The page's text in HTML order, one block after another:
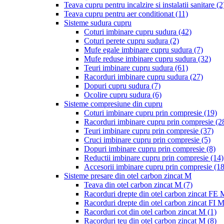
Teava cupru pentru incalzire si instalatii sanitare
Teava cupru pentru aer conditionat (11)
Sisteme sudura cupru
Coturi imbinare cupru sudura (42)
Coturi perete cupru sudura (2)
Mufe egale imbinare cupru sudura (7)
Mufe reduse imbinare cupru sudura (32)
Teuri imbinare cupru sudura (61)
Racorduri imbinare cupru sudura (27)
Dopuri cupru sudura (7)
Ocolire cupru sudura (6)
Sisteme compresiune din cupru
Coturi imbinare cupru prin compresie (19)
Racorduri imbinare cupru prin compresie
Teuri imbinare cupru prin compresie (37)
Cruci imbinare cupru prin compresie (5)
Dopuri imbinare cupru prin compresie (8)
Reductii imbinare cupru prin compresie (14)
Accesorii imbinare cupru prin compresie
Sisteme presare din otel carbon zincat M
Teava din otel carbon zincat M (7)
Racorduri drepte din otel carbon zincat FE
Racorduri drepte din otel carbon zincat FI M
Racorduri cot din otel carbon zincat M (1)
Racorduri teu din otel carbon zincat M (8)